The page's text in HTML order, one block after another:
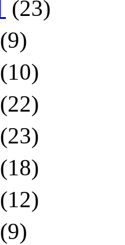
(23)
(9)
(10)
(22)
(23)
(18)
(12)
(9)